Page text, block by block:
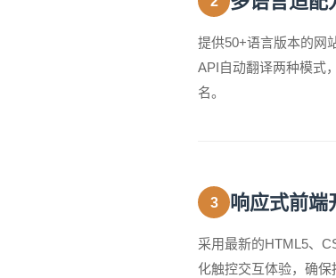
提供50+语言版本的网
API自动翻译两种模式
名。
3 响应式前端
采用最新的HTML5、
化触控交互体验，确